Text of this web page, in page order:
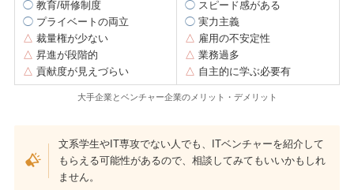
◯教育/研修制度
◯プライベートの両立
△ 裁量権が少ない
△ 昇進が段階的
△ 貢献度が見えづらい
◯スピード感がある
◯実力主義
△ 雇用の不安定性
△ 業務過多
△ 自主的に学ぶ必要有
大手企業とベンチャー企業のメリット・デメリット
文系学生やIT専攻でない人でも、ITベンチャーを紹介して
もらえる可能性があるので、相談してみてもいいかもしれ
ません。